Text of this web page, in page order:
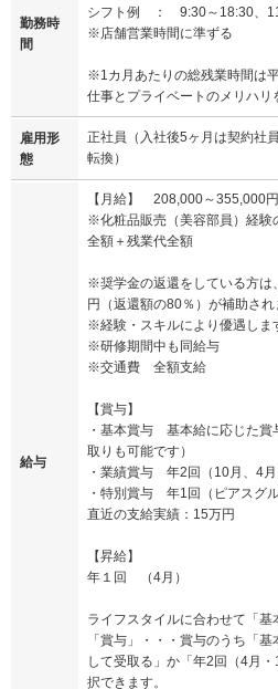
勤務時
間
シフト例 ： 9:30～18:30、
※店舗営業時間に準ずる
※1カ月あたりの総残業時間は
仕事とプライベートのメリハリ
雇用形
態
正社員（入社後5ヶ月は契約社
転換）
給与
【月給】 208,000～355,000円
※化粧品販売（美容部員）経験
全額＋残業代全額
※奨学金の返還をしている方は
円（返還額の80％）が補助され
※経験・スキルにより優遇しま
※研修期間中も同給与
※交通費 全額支給
【賞与】
・基本賞与 基本給に応じた賞
取りも可能です）
・業績賞与 年2回（10月、4
・特別賞与 年1回（ピアスグ
直近の支給実績：15万円
【昇給】
年１回 （4月）
ライフスタイルに合わせて「基
「賞与」・・・賞与のうち「
して受取る」か「年2回（4月
択できます。